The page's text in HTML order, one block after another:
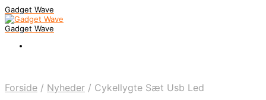
Gadget Wave
Gadget Wave
Forside / Nyheder / Cykellygte Sæt Usb Led